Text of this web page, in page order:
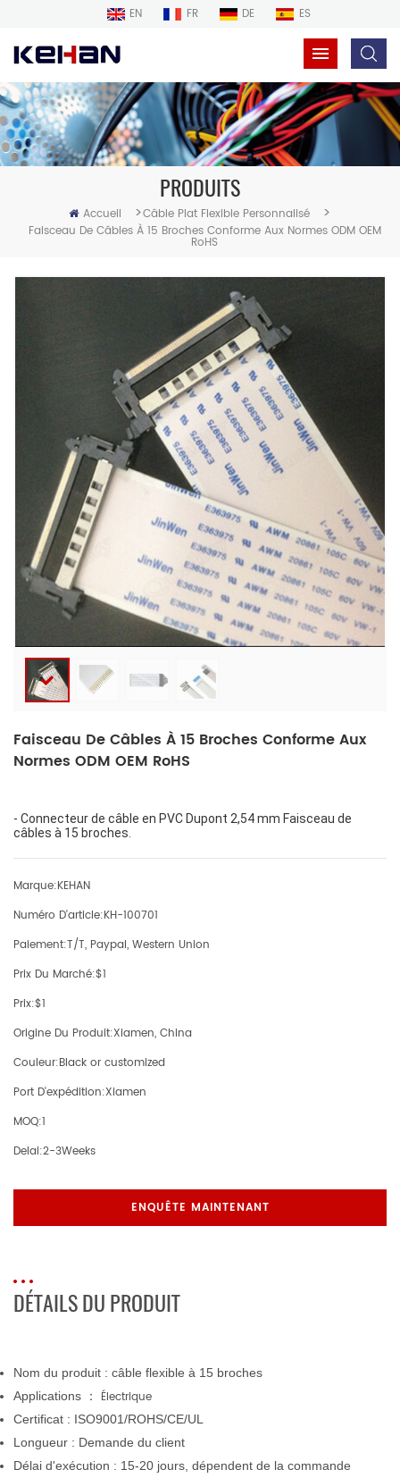
EN FR DE ES
PRODUITS
Accueil >Câble Plat Flexible Personnalisé >
Faisceau De Câbles À 15 Broches Conforme Aux Normes ODM OEM
RoHS
Faisceau De Câbles À 15 Broches Conforme Aux
Normes ODM OEM RoHS
- Connecteur de câble en PVC Dupont 2,54 mm Faisceau de
câbles à 15 broches.
Marque:KEHAN
Numéro D'article:KH-100701
Paiement:T/T, Paypal, Western Union
Prix Du Marché:$1
Prix:$1
Origine Du Produit:Xiamen, China
Couleur:Black or customized
Port D'expédition:Xiamen
MOQ:1
Delai:2-3Weeks
ENQUÊTE MAINTENANT
DÉTAILS DU PRODUIT
Nom du produit : câble flexible à 15 broches
Applications
： Électrique
Certificat : ISO9001/ROHS/CE/UL
Longueur : Demande du client
Délai d'exécution : 15-20 jours, dépendent de la commande